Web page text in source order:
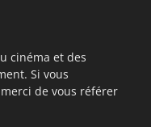
cinéma et des
Si vous
de vous référer